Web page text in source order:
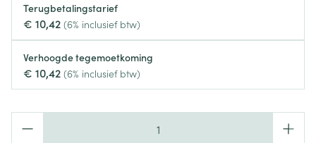
Terugbetalingstarief
€ 10,42 (6% inclusief btw)
Verhoogde tegemoetkoming
€ 10,42 (6% inclusief btw)